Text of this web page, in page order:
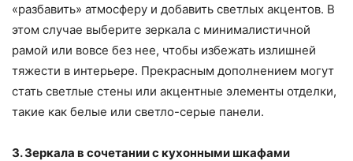
«разбавить» атмосферу и добавить светлых акцентов. В
этом случае выберите зеркала с минималистичной
рамой или вовсе без нее, чтобы избежать излишней
тяжести в интерьере. Прекрасным дополнением могут
стать светлые стены или акцентные элементы отделки,
такие как белые или светло-серые панели.
3. Зеркала в сочетании с кухонными шкафами